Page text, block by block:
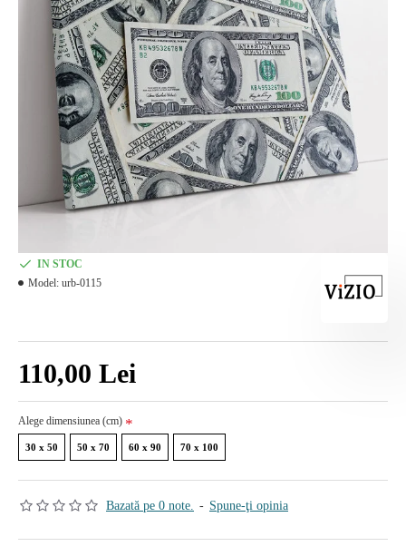
Bazată pe 0 note. - Spune-ţi opinia
110,00 Lei
IN STOC
Model: urb-0115
Alege dimensiunea (cm)
30 x 50 50 x 70 60 x 90 70 x 100